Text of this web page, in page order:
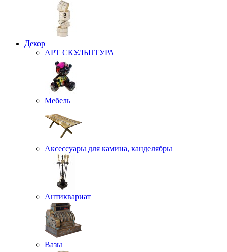
Декор
АРТ СКУЛЬПТУРА
Мебель
Аксессуары для камина, канделябры
Антиквариат
Вазы